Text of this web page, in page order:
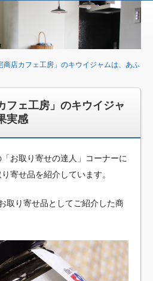
商店カフェ工房」のキウイジャムは、あふ
フェ工房」のキウイジャ
実感
お取り寄せの達人」コーナーに
寄せ品を紹介しています。
取り寄せ品としてご紹介した商